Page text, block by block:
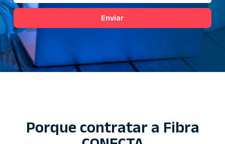
Enviar
Porque contratar a Fibra